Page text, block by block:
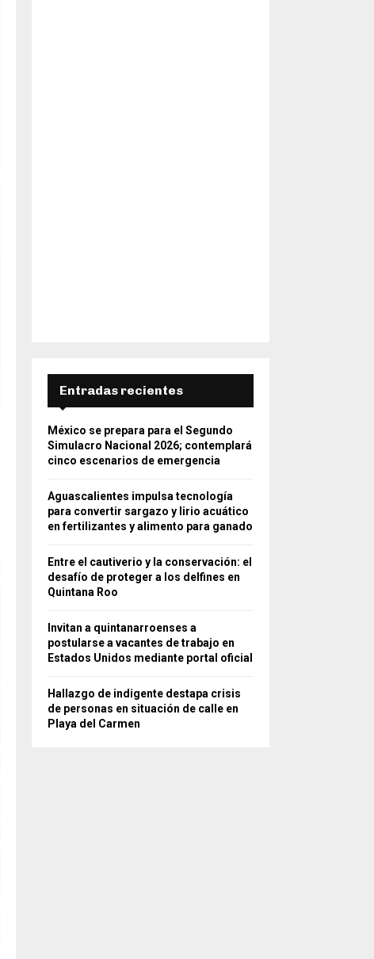
Entradas recientes
México se prepara para el Segundo
Simulacro Nacional 2026; contemplará
cinco escenarios de emergencia
Aguascalientes impulsa tecnología
para convertir sargazo y lirio acuático
en fertilizantes y alimento para ganado
Entre el cautiverio y la conservación: el
desafío de proteger a los delfines en
Quintana Roo
Invitan a quintanarroenses a
postularse a vacantes de trabajo en
Estados Unidos mediante portal oficial
Hallazgo de indigente destapa crisis
de personas en situación de calle en
Playa del Carmen